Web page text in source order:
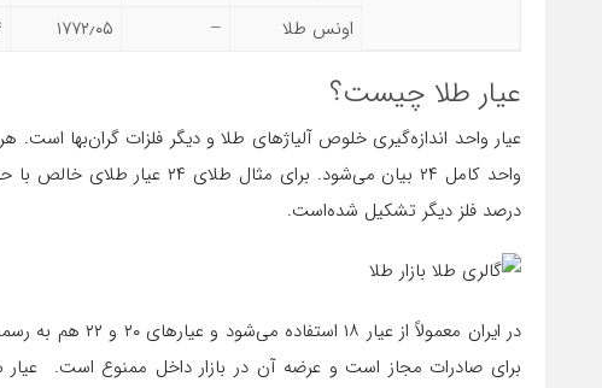
اونس طلا
– ۱۷۷۲٫۰۵
عیار طلا چیست؟
عیار واحد اندازه‌گیری خلوص آلیاژهای طلا و دیگر فلزات گران‌بها است.
درصد فلز دیگر تشکیل شده‌است.
برای صادرات مجاز است و عرضه آن در بازار داخل ممنوع است. عیار